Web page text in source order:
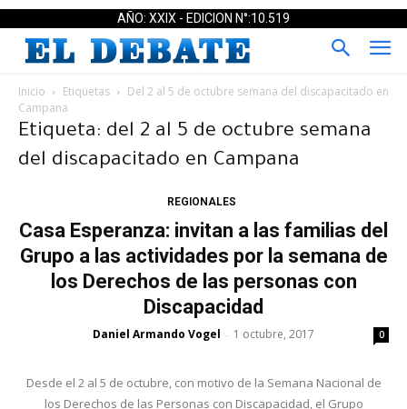
AÑO: XXIX - EDICION N°:10.519
Inicio Etiquetas
Del 2 al 5 de octubre semana del discapacitado en
Campana
Etiqueta: del 2 al 5 de octubre semana
del discapacitado en Campana
REGIONALES
Casa Esperanza: invitan a las familias del
Grupo a las actividades por la semana de
los Derechos de las personas con
Discapacidad
Daniel Armando Vogel - 1 octubre, 2017 0
Desde el 2 al 5 de octubre, con motivo de la Semana Nacional de
los Derechos de las Personas con Discapacidad, el Grupo